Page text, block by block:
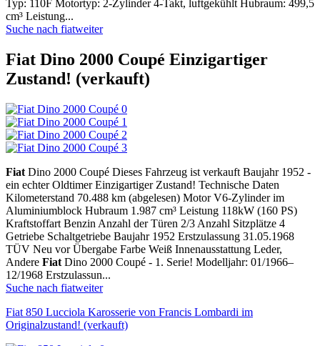
Typ: 110F Motortyp: 2-Zylinder 4-Takt, luftgekühlt Hubraum: 499,5
cm³ Leistung...
Suche nach fiatweiter
Fiat Dino 2000 Coupé Einzigartiger
Zustand! (verkauft)
Fiat Dino 2000 Coupé Dieses Fahrzeug ist verkauft Baujahr 1952 -
ein echter Oldtimer Einzigartiger Zustand! Technische Daten
Kilometerstand 70.488 km (abgelesen) Motor V6-Zylinder im
Aluminiumblock Hubraum 1.987 cm³ Leistung 118kW (160 PS)
Kraftstoffart Benzin Anzahl der Türen 2/3 Anzahl Sitzplätze 4
Getriebe Schaltgetriebe Baujahr 1952 Erstzulassung 31.05.1968
TÜV Neu vor Übergabe Farbe Weiß Innenausstattung Leder,
Andere Fiat Dino 2000 Coupé - 1. Serie! Modelljahr: 01/1966–
12/1968 Erstzulassun...
Suche nach fiatweiter
Fiat 850 Lucciola Karosserie von Francis Lombardi im
Originalzustand! (verkauft)